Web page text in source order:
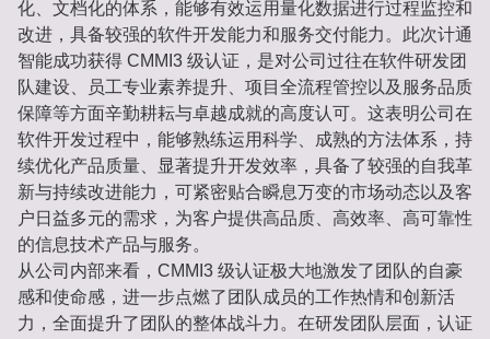
化、文档化的体系，能够有效运用量化数据进行过程监控和
改进，具备较强的软件开发能力和服务交付能力。此次计通
智能成功获得 CMMI3 级认证，是对公司过往在软件研发团
队建设、员工专业素养提升、项目全流程管控以及服务品质
保障等方面辛勤耕耘与卓越成就的高度认可。这表明公司在
软件开发过程中，能够熟练运用科学、成熟的方法体系，持
续优化产品质量、显著提升开发效率，具备了较强的自我革
新与持续改进能力，可紧密贴合瞬息万变的市场动态以及客
户日益多元的需求，为客户提供高品质、高效率、高可靠性
的信息技术产品与服务。
从公司内部来看，CMMI3 级认证极大地激发了团队的自豪
感和使命感，进一步点燃了团队成员的工作热情和创新活
力，全面提升了团队的整体战斗力。在研发团队层面，认证